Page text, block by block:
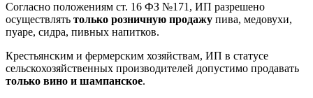
Согласно положениям ст. 16 ФЗ №171, ИП разрешено
осуществлять только розничную продажу пива, медовухи,
пуаре, сидра, пивных напитков.
Крестьянским и фермерским хозяйствам, ИП в статусе
сельскохозяйственных производителей допустимо продавать
только вино и шампанское.